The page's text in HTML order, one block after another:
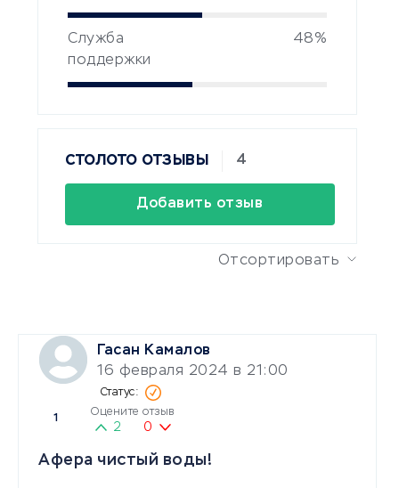
Служба
поддержки
48%
СТОЛОТО ОТЗЫВЫ 4
Добавить отзыв
Отсортировать
Гасан Камалов
16 февраля 2024 в 21:00
1
Оцените отзыв
2 0
Афера чистый воды!